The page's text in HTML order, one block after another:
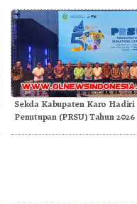
Sekda Kabupaten Karo Hadiri
Penutupan (PRSU) Tahun